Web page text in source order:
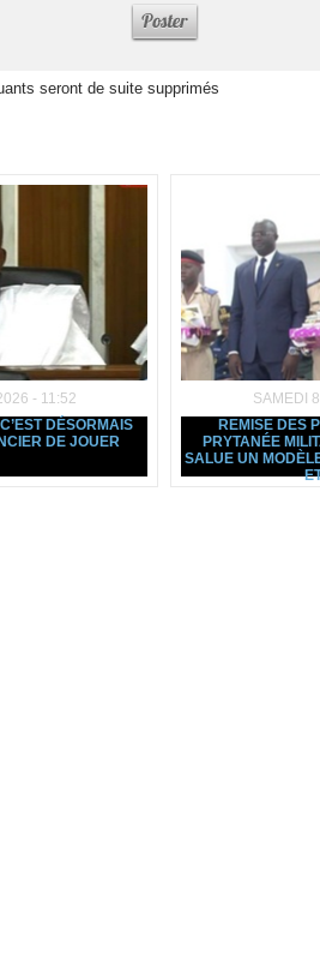
seront de suite supprimés
- 11:52
DÉSORMAIS
DE JOUER
SAMEDI
REMISE DES
PRYTANÉE
SALUE UN